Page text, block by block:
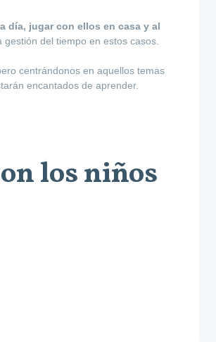
día, jugar con ellos en casa y al
del tiempo en estos casos.
centrándonos en aquellos temas
encantados de aprender.
los niños